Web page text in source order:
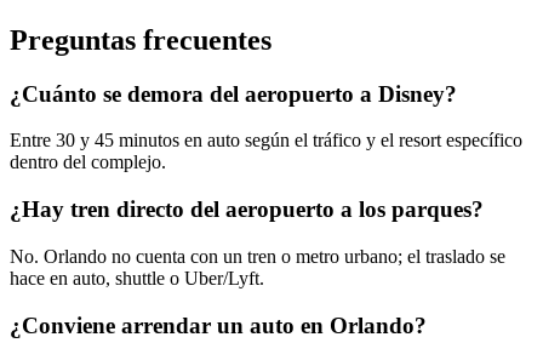
Preguntas frecuentes
¿Cuánto se demora del aeropuerto a Disney?
Entre 30 y 45 minutos en auto según el tráfico y el resort específico
dentro del complejo.
¿Hay tren directo del aeropuerto a los parques?
No. Orlando no cuenta con un tren o metro urbano; el traslado se
hace en auto, shuttle o Uber/Lyft.
¿Conviene arrendar un auto en Orlando?